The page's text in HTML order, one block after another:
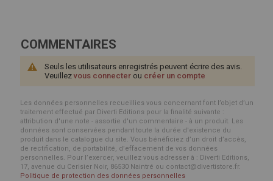
COMMENTAIRES
Seuls les utilisateurs enregistrés peuvent écrire des avis.
Veuillez vous connecter ou créer un compte
Les données personnelles recueillies vous concernant font l’objet d’un
traitement effectué par Diverti Editions pour la finalité suivante :
attribution d'une note - assortie d'un commentaire - à un produit. Les
données sont conservées pendant toute la durée d'existence du
produit dans le catalogue du site. Vous bénéficiez d’un droit d’accès,
de rectification, de portabilité, d’effacement de vos données
personnelles. Pour l’exercer, veuillez vous adresser à : Diverti Editions,
17, avenue du Cerisier Noir, 86530 Naintré ou contact@divertistore.fr.
Politique de protection des données personnelles